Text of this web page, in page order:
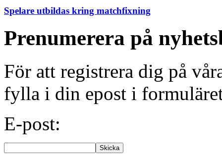
Spelare utbildas kring matchfixning
Prenumerera på
För att registrera dig på
fylla i din epost i
E-post: